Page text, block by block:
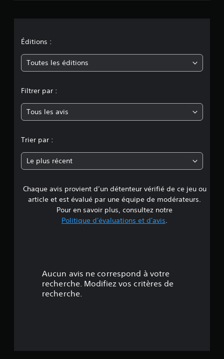
m
y
e
n
e
d
Éditions :
Toutes les éditions
Filtrer par :
Tous les avis
Trier par :
Le plus récent
Chaque avis provient d’un détenteur vérifié de ce jeu ou
article et est évalué par une équipe de modérateurs.
Pour en savoir plus, consultez notre
Politique d'évaluations et d'avis.
Aucun avis ne correspond à votre
recherche. Modifiez vos critères de
recherche.